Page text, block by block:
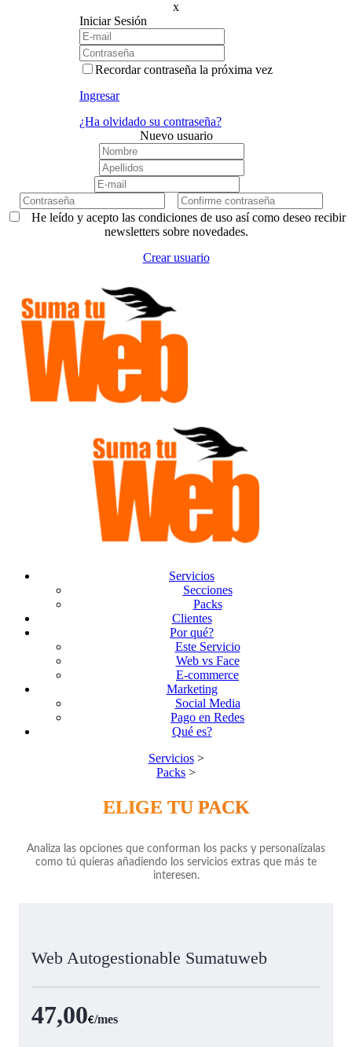
x
Iniciar Sesión
Recordar contraseña la próxima vez
Ingresar
¿Ha olvidado su contraseña?
Nuevo usuario
He leído y acepto las condiciones de uso así como deseo recibir
newsletters sobre novedades.
Crear usuario
Servicios
Secciones
Packs
Clientes
Por qué?
Este Servicio
Web vs Face
E-commerce
Marketing
Social Media
Pago en Redes
Qué es?
Servicios>
Packs >
ELIGE TU PACK
Analiza las opciones que conforman los packs y personalízalas
como tú quieras añadiendo los servicios extras que más te
interesen.
Web Autogestionable Sumatuweb
47,00€/mes